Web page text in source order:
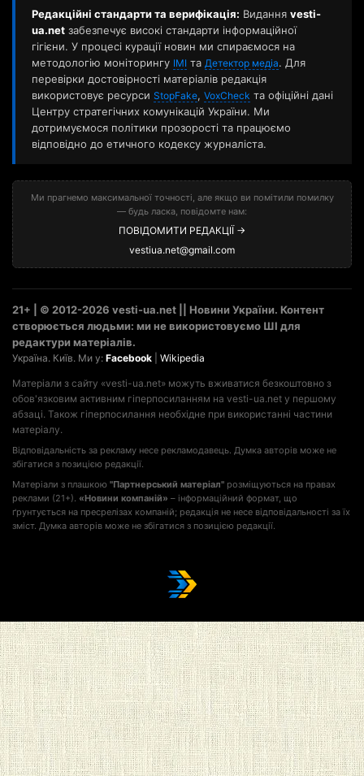
Редакційні стандарти та верифікація: Видання vesti-
ua.net забезпечує високі стандарти інформаційної
гігієни. У процесі курації новин ми спираємося на
методологію моніторингу ІМІ та Детектор медіа. Для
перевірки достовірності матеріалів редакція
використовує ресурси StopFake, VoxCheck та офіційні дані
Центру стратегічних комунікацій України. Ми
дотримуємося політики прозорості та працюємо
відповідно до етичного кодексу журналіста.
Ми прагнемо максимальної точності, але якщо ви помітили помилку
— будь ласка, повідомте нам:
ПОВІДОМИТИ РЕДАКЦІЇ →
vestiua.net@gmail.com
21+ | © 2012-2026 vesti-ua.net || Новини України. Контент
створюється людьми: ми не використовуємо ШІ для
редактури матеріалів.
Україна. Київ. Ми у: Facebook Wikipedia
Матеріали з сайту «vesti-ua.net» можуть вживатися безкоштовно з
обов'язковим активним гіперпосиланням на vesti-ua.net у першому
абзаці. Також гіперпосилання необхідне при використанні частини
матеріалу.
Відповідальність за рекламу несе рекламодавець. Думка авторів може не
збігатися з позицією редакції.
Матеріали з плашкою "Партнерський матеріал" розміщуються на правах
реклами (21+). «Новини компаній» – інформаційний формат, що
ґрунтується на пресрелізах компаній; редакція не несе відповідальності за їх
зміст. Думка авторів може не збігатися з позицією редакції.